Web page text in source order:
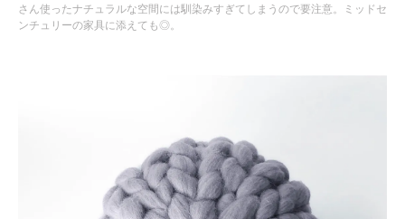
さん使ったナチュラルな空間には馴染みすぎてしまうので要注意。ミッドセ
ンチュリーの家具に添えても◎。